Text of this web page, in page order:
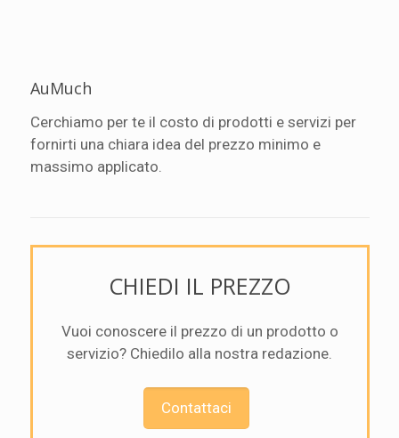
AuMuch
Cerchiamo per te il costo di prodotti e servizi per
fornirti una chiara idea del prezzo minimo e
massimo applicato.
CHIEDI IL PREZZO
Vuoi conoscere il prezzo di un prodotto o
servizio? Chiedilo alla nostra redazione.
Contattaci